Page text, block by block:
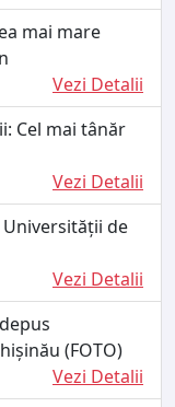
mai mare
Vezi Detalii
Cel mai tânăr
Vezi Detalii
de
Vezi Detalii
(FOTO)
Vezi Detalii